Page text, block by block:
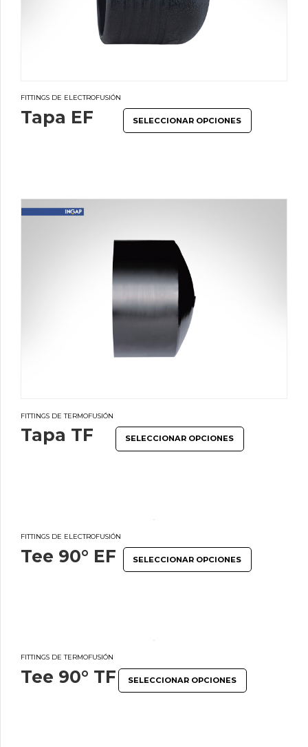
FITTINGS DE ELECTROFUSIÓN
Tapa EF SELECCIONAR OPCIONES
FITTINGS DE TERMOFUSIÓN
Tapa TF SELECCIONAR OPCIONES
FITTINGS DE ELECTROFUSIÓN
Tee 90° EF SELECCIONAR OPCIONES
FITTINGS DE TERMOFUSIÓN
Tee 90° TF SELECCIONAR OPCIONES